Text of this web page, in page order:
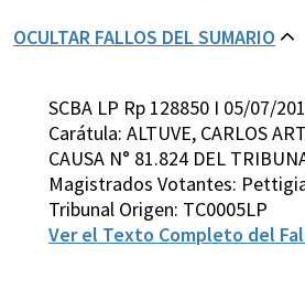
OCULTAR FALLOS DEL SUMARIO
SCBA LP Rp 128850 I 05/07/
Carátula: ALTUVE, CARLOS
CAUSA N° 81.824 DEL
Magistrados Votantes:
Tribunal Origen: TC0005LP
Ver el Texto Completo del